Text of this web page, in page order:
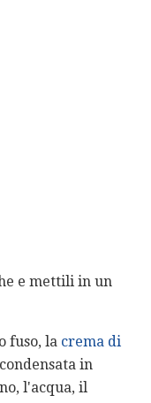
e mettili in un
fuso, la crema di
in
l'acqua, il